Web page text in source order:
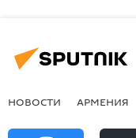
НОВОСТИ АРМЕНИЯ